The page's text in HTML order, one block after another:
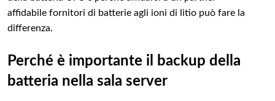
affidabile fornitori di batterie agli ioni di litio può fare la
differenza.
Perché è importante il backup della
batteria nella sala server